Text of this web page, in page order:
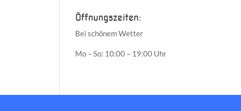
Öffnungszeiten:
Bei schönem Wetter
Mo – So: 10:00 – 19:00 Uhr